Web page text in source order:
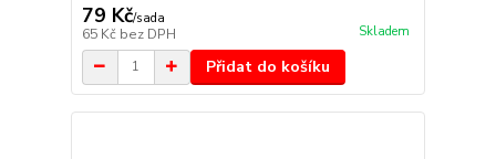
79 Kč/sada
65 Kč bez DPH Skladem
Přidat do košíku